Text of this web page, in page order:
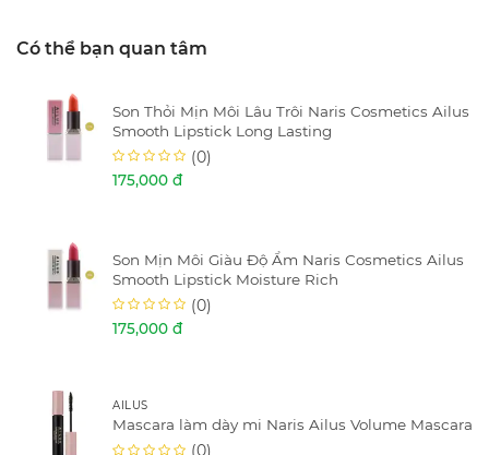
Có thể bạn quan tâm
Son Thỏi Mịn Môi Lâu Trôi Naris Cosmetics Ailus
Smooth Lipstick Long Lasting
(0)
175,000 đ
Son Mịn Môi Giàu Độ Ẩm Naris Cosmetics Ailus
Smooth Lipstick Moisture Rich
(0)
175,000 đ
AILUS
Mascara làm dày mi Naris Ailus Volume Mascara
(0)